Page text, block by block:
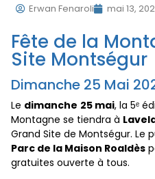
Erwan Fenaroli mai 13,
Fête de la
Site Montségur
Dimanche 25 Mai
Le dimanche 25 mai, la 5ᵉ
Montagne se tiendra à
Grand Site de Montségur. Le
Parc de la Maison Roaldès
gratuites ouverte à tous.